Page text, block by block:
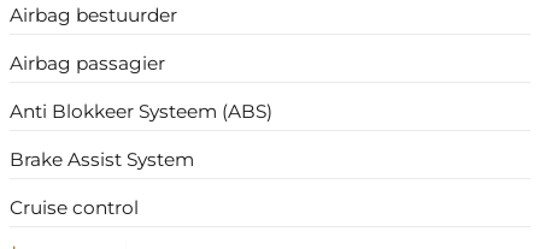
Airbag bestuurder
Airbag passagier
Anti Blokkeer Systeem (ABS)
Brake Assist System
Cruise control